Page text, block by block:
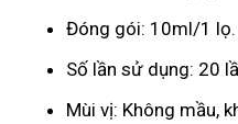
Đóng gói: 10ml/1 lọ.
Số lần sử dụng: 20
Mùi vị: Không mầu,